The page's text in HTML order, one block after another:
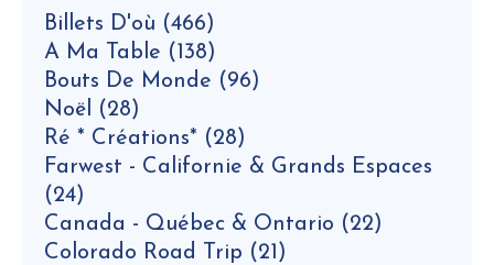
Billets D'où (466)
A Ma Table (138)
Bouts De Monde (96)
Noël (28)
Ré * Créations* (28)
Farwest - Californie & Grands Espaces
(24)
Canada - Québec & Ontario (22)
Colorado Road Trip (21)